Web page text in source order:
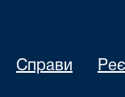
Справи